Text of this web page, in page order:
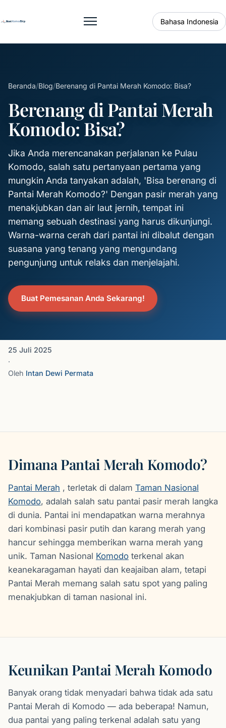
Buka menu Bahasa Indonesia
Beranda/Blog/Berenang di Pantai Merah Komodo: Bisa?
Berenang di Pantai Merah
Komodo: Bisa?
Jika Anda merencanakan perjalanan ke Pulau
Komodo, salah satu pertanyaan pertama yang
mungkin Anda tanyakan adalah, 'Bisa berenang di
Pantai Merah Komodo?' Dengan pasir merah yang
menakjubkan dan air laut jernih, tempat ini
memang sebuah destinasi yang harus dikunjungi.
Warna-warna cerah dari pantai ini dibalut dengan
suasana yang tenang yang mengundang
pengunjung untuk relaks dan menjelajahi.
Buat Pemesanan Anda Sekarang!
25 Juli 2025
·
Oleh Intan Dewi Permata
Dimana Pantai Merah Komodo?
Pantai Merah , terletak di dalam Taman Nasional
Komodo, adalah salah satu pantai pasir merah langka
di dunia. Pantai ini mendapatkan warna merahnya
dari kombinasi pasir putih dan karang merah yang
hancur sehingga memberikan warna merah yang
unik. Taman Nasional Komodo terkenal akan
keanekaragaman hayati dan keajaiban alam, tetapi
Pantai Merah memang salah satu spot yang paling
menakjubkan di taman nasional ini.
Keunikan Pantai Merah Komodo
Banyak orang tidak menyadari bahwa tidak ada satu
Pantai Merah di Komodo — ada beberapa! Namun,
dua pantai yang paling terkenal adalah satu yang